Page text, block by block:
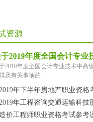
资源
于2019年度全国会计专
2019年度全国会计专业技术中高
及有关事项的…
年下半年房地产职业资
年工程咨询交通运输科
价工程师职业资格考试参考